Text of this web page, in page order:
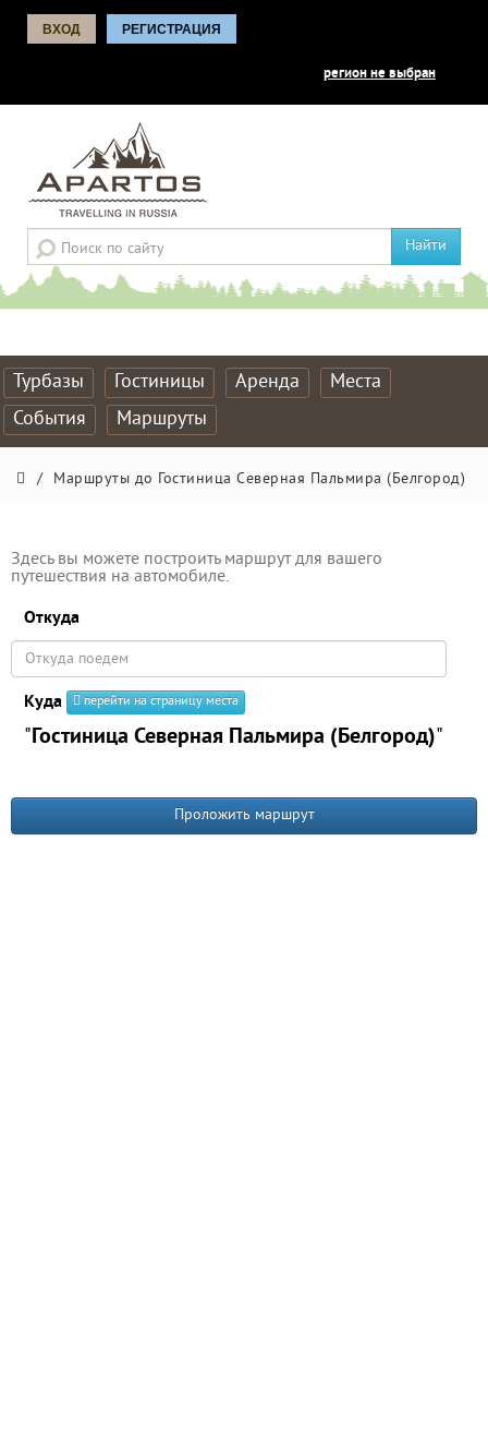
ВХОД РЕГИСТРАЦИЯ
регион не выбран
Найти
Турбазы Гостиницы Аренда
Места
События
Маршруты
/ Маршруты до Гостиница Северная Пальмира (Белгород)
Здесь вы можете построить маршрут для вашего
путешествия на автомобиле.
Откуда
Куда перейти на страницу места
"Гостиница Северная Пальмира (Белгород)"
Проложить маршрут